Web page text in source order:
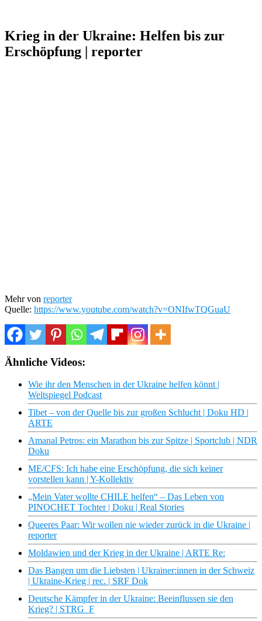
Krieg in der Ukraine: Helfen bis zur
Erschöpfung | reporter
Mehr von reporter
Quelle: https://www.youtube.com/watch?v=ONIfwTQGuaU
Ähnliche Videos:
Wie ihr den Menschen in der Ukraine helfen könnt |
Weltspiegel Podcast
Tibet – von der Quelle bis zur großen Schlucht | Doku HD |
ARTE
Amanal Petros: ein Marathon bis zur Spitze | Sportclub | NDR
Doku
ME/CFS: Ich habe eine Erschöpfung, die sich keiner
vorstellen kann | Y-Kollektiv
„Mein Vater wollte CHILE helfen“ – Das Leben von
PINOCHET Tochter | Doku | Real Stories
Queeres Paar: Wir wollen nie wieder zurück in die Ukraine |
reporter
Moldawien und der Krieg in der Ukraine | ARTE Re:
Das Bangen um die Liebsten | Ukrainer:innen in der Schweiz
| Ukraine-Krieg | rec. | SRF Dok
Deutsche Kämpfer in der Ukraine: Beeinflussen sie den
Krieg? | STRG_F